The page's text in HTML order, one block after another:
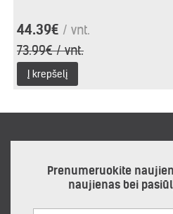
44.39€ / vnt.
73.99€ / vnt.
Į krepšelį
Prenumeruokite
naujienas bei